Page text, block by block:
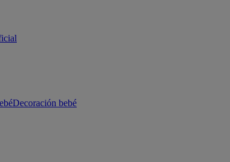
Decoración bebé